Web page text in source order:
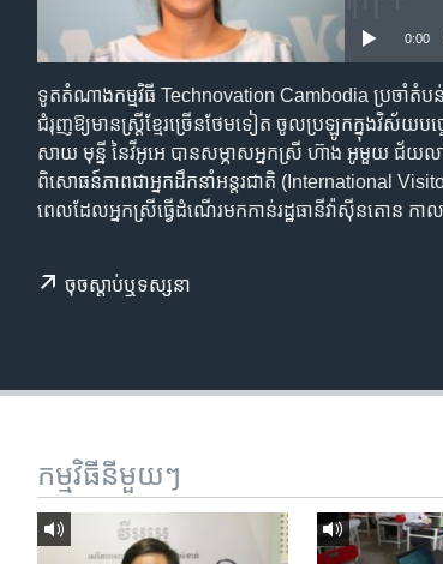
0:00
ទូត​តំណាង​កម្មវិធី​ Technovation Cambodia ប្រចាំ​តំបន់
ជំរុញ​ឱ្យ​មាន​ស្ត្រី​ខ្មែរ​ច្រើន​ថែម​ទៀត ចូល​ប្រឡូក​ក្នុង​វិស័យ​​
សាយ មុន្នី នៃ​វីអូអេ បាន​​សម្ភាស​អ្នក​ស្រី ហ៊ាង អូមួយ ជ័យលាភី​
ពិសោធន៍​ភាព​ជា​អ្នក​ដឹកនាំ​អន្តរជាតិ (International
ពេល​ដែល​អ្នកស្រី​ធ្វើ​ដំណើរ​មក​កាន់​រដ្ឋធានី​វ៉ាស៊ីនតោន កា
ចុច​​ស្តាប់​ឬ​ទស្សនា
កម្មវិធី​នីមួយៗ